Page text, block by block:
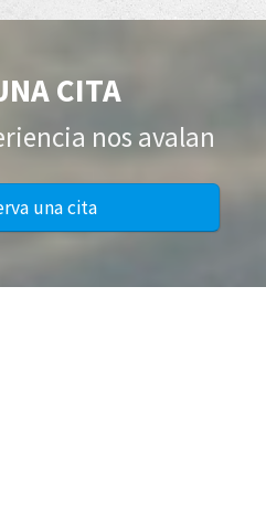
CITA
nos avalan
una cita